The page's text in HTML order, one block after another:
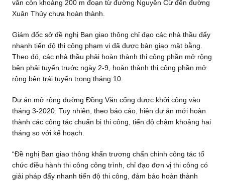
vẫn còn khoảng 200 m đoạn từ đường Nguyễn Cừ đến đường
Xuân Thủy chưa hoàn thành.
Giám đốc sở đề nghị Ban giao thông chỉ đạo các nhà thầu đẩy
nhanh tiến độ thi công phạm vi đã được bàn giao mặt bằng.
Theo đó, các nhà thầu phải hoàn thành thi công phần mở rộng
bên phải tuyến trước ngày 2-9, hoàn thành thi công phần mở
rộng bên trái tuyến trong tháng 10.
Dự án mở rộng đường Đồng Văn cống được khởi công vào
tháng 3-2020. Tuy nhiên, theo báo cáo, hiện dự án mới hoàn
thành các công tác chuẩn bị thi công, tiến độ chậm khoảng hai
tháng so với kế hoạch.
“Đề nghị Ban giao thông khẩn trương chấn chỉnh công tác tổ
chức điều hành thi công công trình, chỉ đạo đơn vị thi công có
giải pháp đẩy nhanh tiến độ thi công, đảm bảo hoàn thành